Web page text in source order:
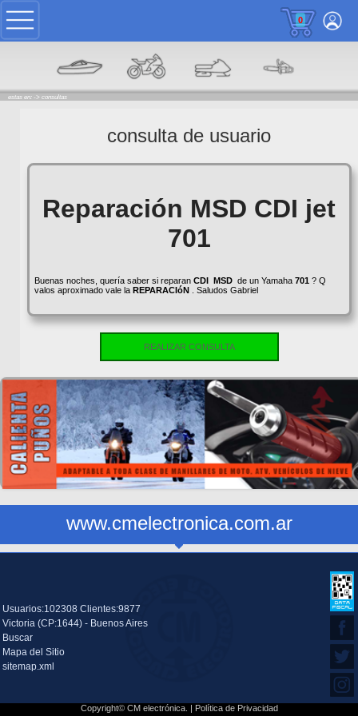
0
estas en: -> consultas
consulta de usuario
Reparación MSD CDI jet
701
Buenas noches, quería saber si reparan CDI MSDde un Yamaha 701? Q
valos aproximado vale la REPARACIóN. Saludos Gabriel
REALIZAR CONSULTA
www.cmelectronica.com.ar
Usuarios:102308 Clientes:9877
Victoria (CP:1644) - Buenos Aires
Buscar
Mapa del Sitio
sitemap.xml
Copyright© CM electrónica. | Política de Privacidad